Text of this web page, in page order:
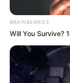
BRAINBERRIES
Will You Survive?